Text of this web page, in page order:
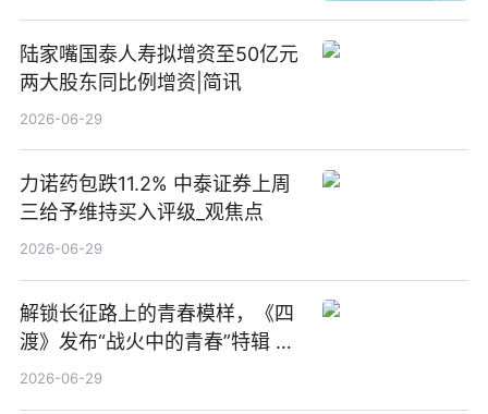
陆家嘴国泰人寿拟增资至50亿元
两大股东同比例增资|简讯
2026-06-29
力诺药包跌11.2% 中泰证券上周
三给予维持买入评级_观焦点
2026-06-29
解锁长征路上的青春模样，《四
渡》发布“战火中的青春”特辑 每
日看点
2026-06-29